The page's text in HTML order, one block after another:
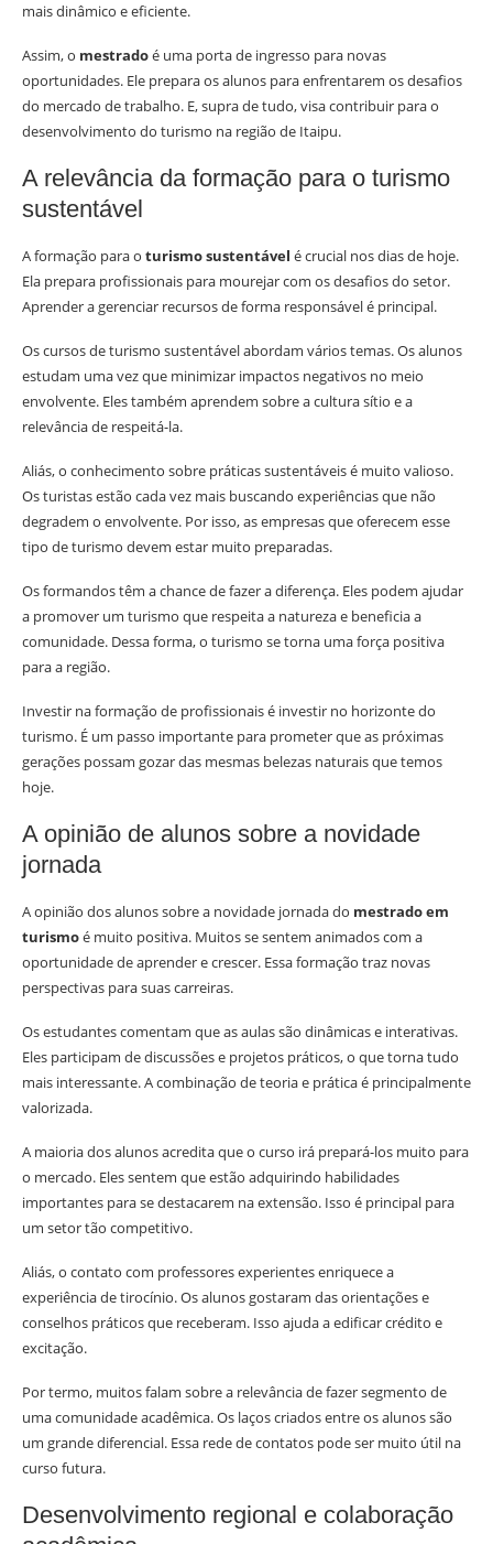
mais dinâmico e eficiente.
Assim, o mestradoé uma porta de ingresso para novas
oportunidades. Ele prepara os alunos para enfrentarem os desafios
do mercado de trabalho. E, supra de tudo, visa contribuir para o
desenvolvimento do turismo na região de Itaipu.
A relevância da formação para o turismo
sustentável
A formação para o turismo sustentável é crucial nos dias de hoje.
Ela prepara profissionais para mourejar com os desafios do setor.
Aprender a gerenciar recursos de forma responsável é principal.
Os cursos de turismo sustentável abordam vários temas. Os alunos
estudam uma vez que minimizar impactos negativos no meio
envolvente. Eles também aprendem sobre a cultura sítio e a
relevância de respeitá-la.
Aliás, o conhecimento sobre práticas sustentáveis é muito valioso.
Os turistas estão cada vez mais buscando experiências que não
degradem o envolvente. Por isso, as empresas que oferecem esse
tipo de turismo devem estar muito preparadas.
Os formandos têm a chance de fazer a diferença. Eles podem ajudar
a promover um turismo que respeita a natureza e beneficia a
comunidade. Dessa forma, o turismo se torna uma força positiva
para a região.
Investir na formação de profissionais é investir no horizonte do
turismo. É um passo importante para prometer que as próximas
gerações possam gozar das mesmas belezas naturais que temos
hoje.
A opinião de alunos sobre a novidade
jornada
A opinião dos alunos sobre a novidade jornada do mestrado em
turismoé muito positiva. Muitos se sentem animados com a
oportunidade de aprender e crescer. Essa formação traz novas
perspectivas para suas carreiras.
Os estudantes comentam que as aulas são dinâmicas e interativas.
Eles participam de discussões e projetos práticos, o que torna tudo
mais interessante. A combinação de teoria e prática é principalmente
valorizada.
A maioria dos alunos acredita que o curso irá prepará-los muito para
o mercado. Eles sentem que estão adquirindo habilidades
importantes para se destacarem na extensão. Isso é principal para
um setor tão competitivo.
Aliás, o contato com professores experientes enriquece a
experiência de tirocínio. Os alunos gostaram das orientações e
conselhos práticos que receberam. Isso ajuda a edificar crédito e
excitação.
Por termo, muitos falam sobre a relevância de fazer segmento de
uma comunidade acadêmica. Os laços criados entre os alunos são
um grande diferencial. Essa rede de contatos pode ser muito útil na
curso futura.
Desenvolvimento regional e colaboração